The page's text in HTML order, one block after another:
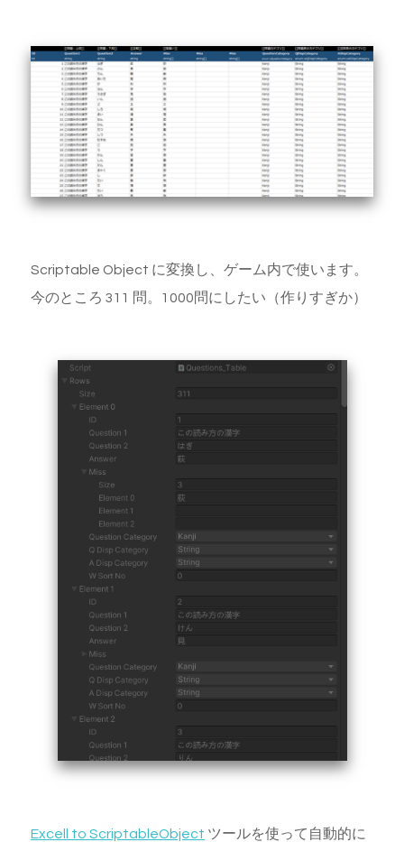
Scriptable Object に変換し、ゲーム内で使います。
今のところ 311 問。1000問にしたい（作りすぎか）
Excell to ScriptableObject ツールを使って自動的に